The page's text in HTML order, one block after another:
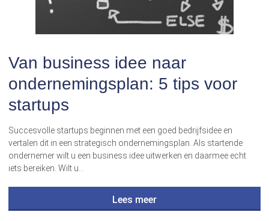
Van business idee naar
ondernemingsplan: 5 tips voor
startups
Succesvolle startups beginnen met een goed bedrijfsidee en
vertalen dit in een strategisch ondernemingsplan. Als startende
ondernemer wilt u een business idee uitwerken en daarmee echt
iets bereiken. Wilt u…
Lees meer